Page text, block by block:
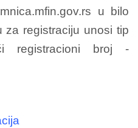
u bilo
za registraciju unosi tip
registracioni broj -